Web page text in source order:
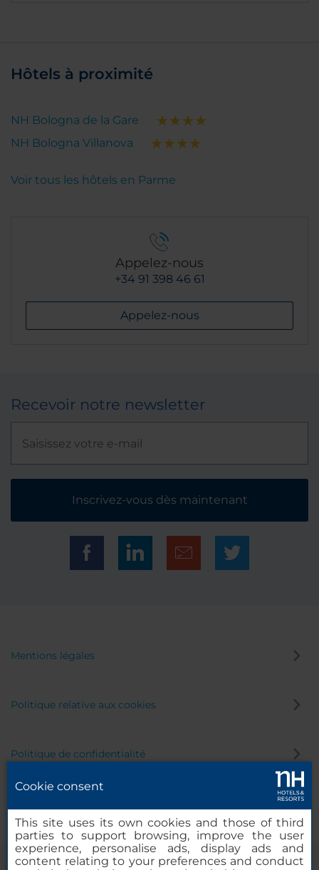
Hôtels à proximité
NH Bologna de la Gare
NH Bologna Villanova
Voir tous les hôtels en Parme
Appelez-nous
+34 91 398 46 61
Appelez-nous
Recevoir notre newsletter
Inscrivez-vous dès maintenant
Mentions légales
Politique relative aux cookies
Politique de confidentialité
Cookie consent
This site uses its own cookies and those of third
parties to support browsing, improve the user
experience, personalise ads, display ads and
content relating to your preferences and conduct